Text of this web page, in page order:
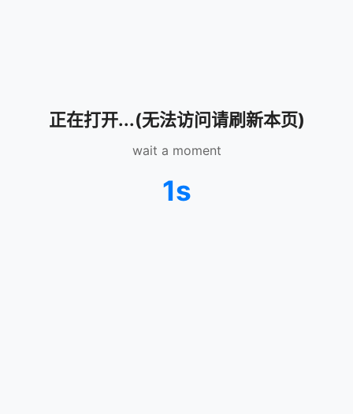
正在打开...(无法访问请刷新本页)
wait a moment
1s